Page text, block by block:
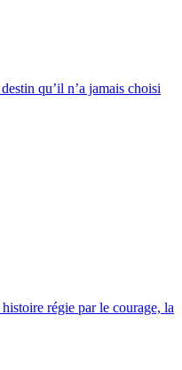
qu’il n’a jamais choisi
régie par le courage, la